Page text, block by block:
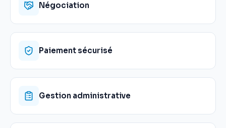
Négociation
Paiement sécurisé
Gestion administrative